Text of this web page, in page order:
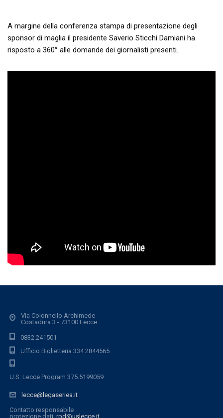
A margine della conferenza stampa di presentazione degli
sponsor di maglia il presidente Saverio Sticchi Damiani ha
risposto a 360° alle domande dei giornalisti presenti.
Via Colonnello Archimede
Costadura 3 - 73100 Lecce
0832.241501
Ufficio Biglietteria 334.2844565
U.S. Lecce Program 375.5199059
lecce@legaseriea.it
Contatto responsabile
protezione dati: rpd@uslecce.it